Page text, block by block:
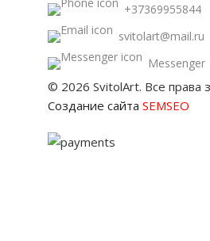
+37369955844
svitolart@mail.ru
Messenger
© 2026 SvitolArt. Все
Создание сайта SEMSEO